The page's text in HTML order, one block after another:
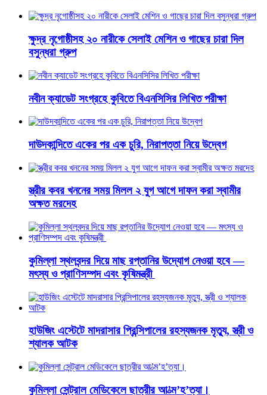
ক্ষুদ্র নৃগোষ্ঠীসহ ২০ নারীকে সেলাই মেশিন ও গাছের চারা দিল
বসুন্ধরা গ্রুপ
নবীন ক্যাডেট সংগ্রহে কুবিতে বিএনসিসির লিখিত পরীক্ষা
দাউদকান্দিতে একের পর এক চুরি, নিরাপত্তা নিয়ে উদ্বেগ
স্ত্রীর কবর খননের সময় মিলল ২ যুগ আগে দাফন করা স্বামীর
অক্ষত মরদেহ
কুমিল্লা স্থলবন্দর দিয়ে মাছ রপ্তানির উদ্যোগ নেওয়া হবে —
মৎস্য ও প্রাণিসম্পদ এবং কৃষিমন্ত্রী
হাউজিং এস্টেটে মাদরাসার প্রিন্সিপালের রহস্যজনক মৃত্যু, স্ত্রী ও
শ্যালক আটক
কুমিল্লা সেন্ট্রাল মেডিকেলে ছাত্রীর আ’ত্ম’হ’ত্যা।